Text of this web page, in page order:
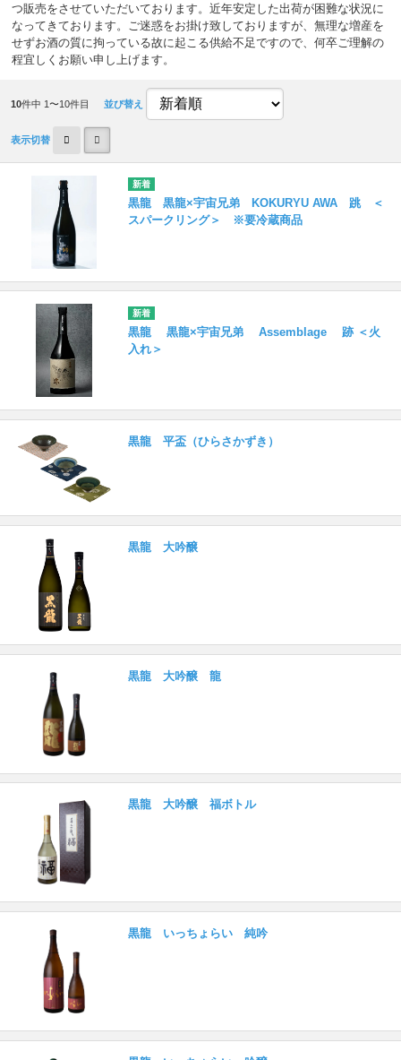
つ販売をさせていただいております。近年安定した出荷が困難な状況に
なってきております。ご迷惑をお掛け致しておりますが、無理な増産を
せずお酒の質に拘っている故に起こる供給不足ですので、何卒ご理解の
程宜しくお願い申し上げます。
10件中 1〜10件目 並び替え
表示切替
黒龍 黒龍×宇宙兄弟 KOKURYU AWA 跳 ＜
スパークリング＞ ※要冷蔵商品
黒龍 黒龍×宇宙兄弟 Assemblage 跡 ＜火
入れ＞
黒龍 平盃（ひらさかずき）
黒龍 大吟醸
黒龍 大吟醸 龍
黒龍 大吟醸 福ボトル
黒龍 いっちょらい 純吟